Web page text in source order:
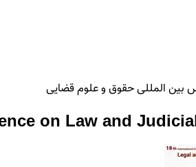
بین المللی حقوق و علوم قضایی
on Law and